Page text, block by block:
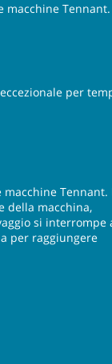
per
Tennant.
della macchina,
si interrompe
per raggiungere